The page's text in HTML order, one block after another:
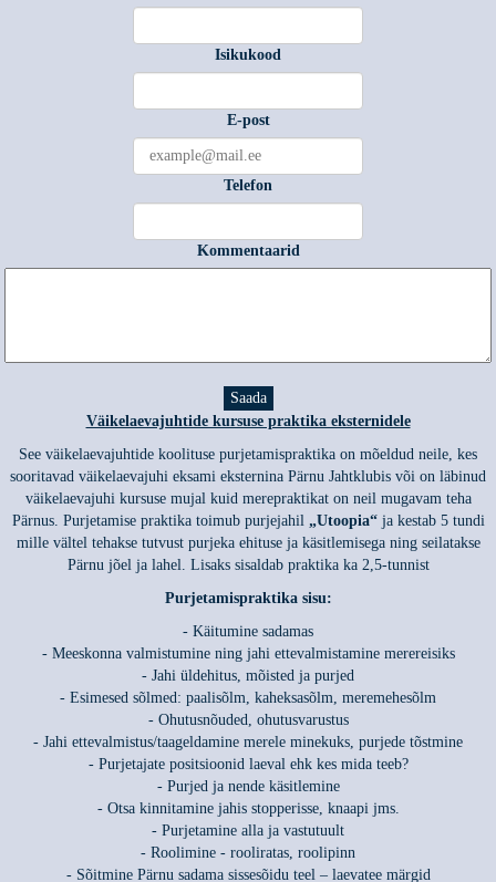
Isikukood
E-post
Telefon
Kommentaarid
Väikelaevajuhtide kursuse praktika eksternidele
See väikelaevajuhtide koolituse purjetamispraktika on mõeldud neile, kes
sooritavad väikelaevajuhi eksami eksternina Pärnu Jahtklubis või on läbinud
väikelaevajuhi kursuse mujal kuid merepraktikat on neil mugavam teha
Pärnus. Purjetamise praktika toimub purjejahil „Utoopia“ja kestab 5 tundi
mille vältel tehakse tutvust purjeka ehituse ja käsitlemisega ning seilatakse
Pärnu jõel ja lahel. Lisaks sisaldab praktika ka 2,5-tunnist
Purjetamispraktika sisu:
- Käitumine sadamas
- Meeskonna valmistumine ning jahi ettevalmistamine merereisiks
- Jahi üldehitus, mõisted ja purjed
- Esimesed sõlmed: paalisõlm, kaheksasõlm, meremehesõlm
- Ohutusnõuded, ohutusvarustus
- Jahi ettevalmistus/taageldamine merele minekuks, purjede tõstmine
- Purjetajate positsioonid laeval ehk kes mida teeb?
- Purjed ja nende käsitlemine
- Otsa kinnitamine jahis stopperisse, knaapi jms.
- Purjetamine alla ja vastutuult
- Roolimine - rooliratas, roolipinn
- Sõitmine Pärnu sadama sissesõidu teel – laevatee märgid